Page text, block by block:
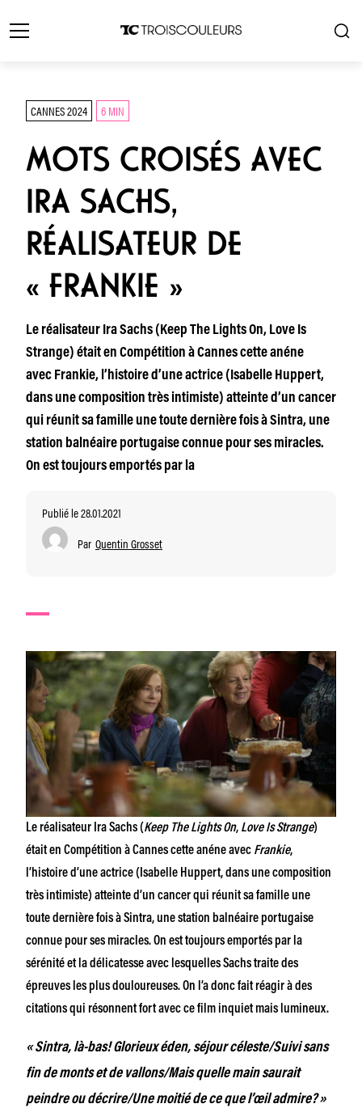
CANNES 2024 6 MIN
MOTS CROISÉS AVEC
IRA SACHS,
RÉALISATEUR DE
« FRANKIE »
Le réalisateur Ira Sachs (Keep The Lights On, Love Is
Strange) était en Compétition à Cannes cette anéne
avec Frankie, l’histoire d’une actrice (Isabelle Huppert,
dans une composition très intimiste) atteinte d’un cancer
qui réunit sa famille une toute dernière fois à Sintra, une
station balnéaire portugaise connue pour ses miracles.
On est toujours emportés par la
Publié le 28.01.2021
Par Quentin Grosset
Le réalisateur Ira Sachs (Keep The Lights On, Love Is Strange)
était en Compétition à Cannes cette anéne avec Frankie,
l’histoire d’une actrice (Isabelle Huppert, dans une composition
très intimiste) atteinte d’un cancer qui réunit sa famille une
toute dernière fois à Sintra, une station balnéaire portugaise
connue pour ses miracles.On est toujours emportés par la
sérénité et la délicatesse avec lesquelles Sachs traite des
épreuves les plus douloureuses. On l’a donc fait réagir à des
citations qui résonnent fort avec ce film inquiet mais lumineux.
« Sintra, là-bas! Glorieux éden, séjour céleste/Suivi sans
fin de monts et de vallons/Mais quelle main saurait
peindre ou décrire/Une moitié de ce que l’œil admire? »